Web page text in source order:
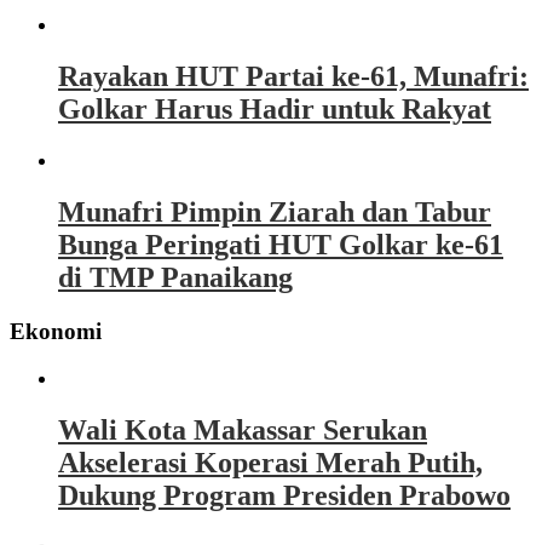
Rayakan HUT Partai ke-61, Munafri:
Golkar Harus Hadir untuk Rakyat
Munafri Pimpin Ziarah dan Tabur
Bunga Peringati HUT Golkar ke-61
di TMP Panaikang
Ekonomi
Wali Kota Makassar Serukan
Akselerasi Koperasi Merah Putih,
Dukung Program Presiden Prabowo